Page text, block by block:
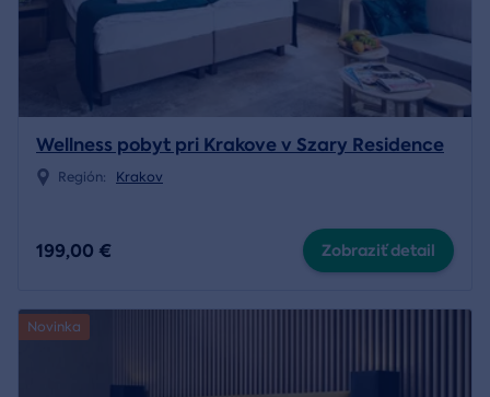
Wellness pobyt pri Krakove v Szary Residence
Región: Krakov
199,00 € Zobraziť detail
Novinka